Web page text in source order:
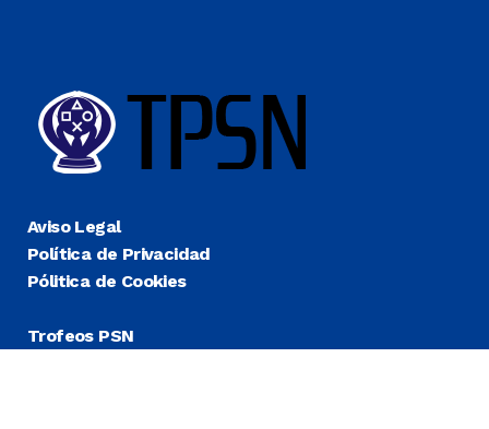
Aviso Legal
Política de Privacidad
Pólitica de Cookies
Trofeos PSN